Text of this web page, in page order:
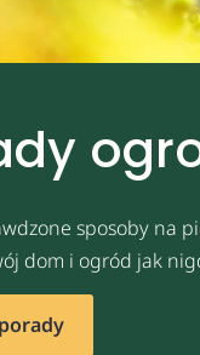
sposoby na
dom i ogród jak